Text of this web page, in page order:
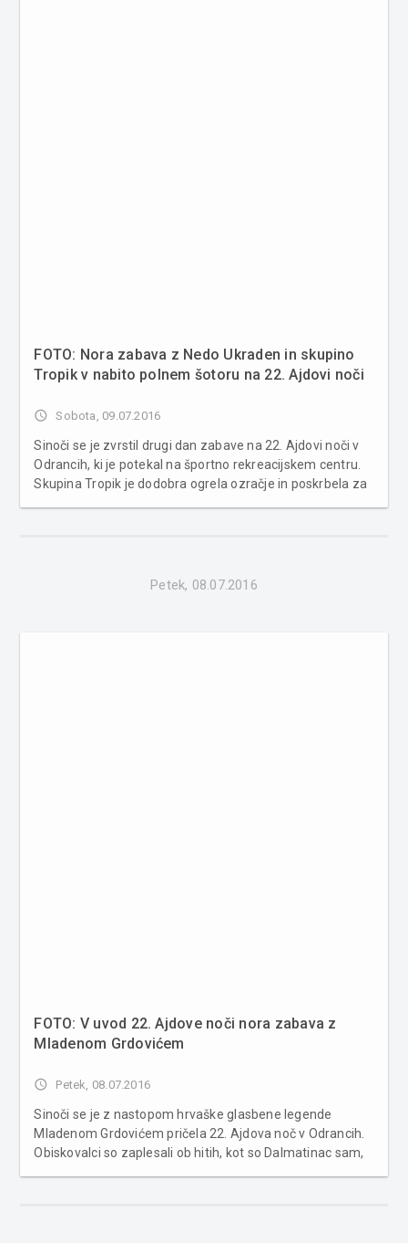
FOTO: Nora zabava z Nedo Ukraden in skupino
Tropik v nabito polnem šotoru na 22. Ajdovi noči
access_time Sobota, 09.07.2016
Sinoči se je zvrstil drugi dan zabave na 22. Ajdovi noči v
Odrancih, ki je potekal na športno rekreacijskem centru.
Skupina Tropik je dodobra ogrela ozračje in poskrbela za
Petek, 08.07.2016
FOTO: V uvod 22. Ajdove noči nora zabava z
Mladenom Grdovićem
access_time Petek, 08.07.2016
Sinoči se je z nastopom hrvaške glasbene legende
Mladenom Grdovićem pričela 22. Ajdova noč v Odrancih.
Obiskovalci so zaplesali ob hitih, kot so Dalmatinac sam,